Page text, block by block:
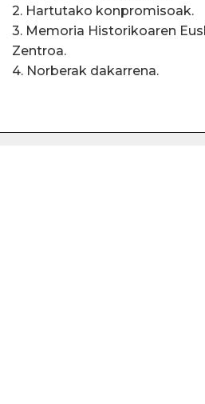
2. Hartutako konpromisoak.
3. Memoria Historikoaren
Zentroa.
4. Norberak dakarrena.